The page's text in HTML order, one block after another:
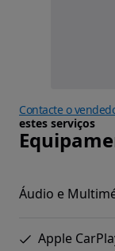
Contacte o
estes serviços
Áudio e
Apple